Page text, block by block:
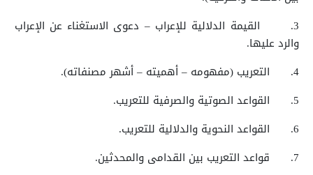
3.
القيمة الدلالية للإعراب – دعوى الاستغناء عن الإعراب
والرد عليها.
4.
التعريب (مفهومه – أهميته – أشهر مصنفاته).
5.
القواعد الصوتية والصرفية للتعريب.
6.
القواعد النحوية والدلالية للتعريب.
7.
قواعد التعريب بين القدامى والمحدثين.